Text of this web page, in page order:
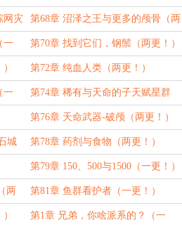
更！）
网灾
）
第68章 沼泽之王与更多的颅骨（两
更！）
一 第70章 找到它们，钢鬃（两更！）
第72章 纯血人类（两更！）
一 第74章 稀有与天命的子天赋星群
（两更！）
第76章 天命武器-破颅（两更！）
城 第78章 药剂与食物（两更！）
第79章 150、500与1500（一更！）
两 第81章 鱼群看护者（一更！）
第1章 兄弟，你啥派系的？（一